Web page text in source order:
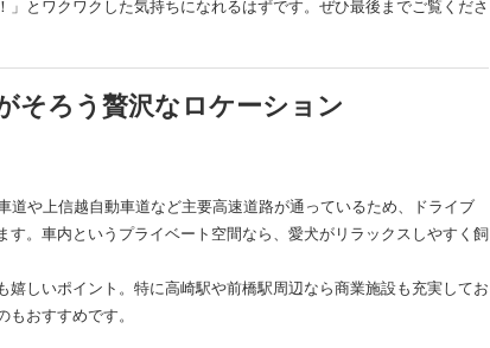
とワクワクした気持ちになれるはずです。ぜひ最後までご覧くださ
そろう贅沢なロケーション
や上信越自動車道など主要高速道路が通っているため、ドライブ
。車内というプライベート空間なら、愛犬がリラックスしやすく飼
しいポイント。特に高崎駅や前橋駅周辺なら商業施設も充実してお
おすすめです。